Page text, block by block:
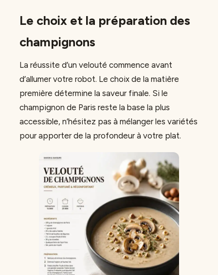
Le choix et la préparation des
champignons
La réussite d’un velouté commence avant
d’allumer votre robot. Le choix de la matière
première détermine la saveur finale. Si le
champignon de Paris reste la base la plus
accessible, n’hésitez pas à mélanger les variétés
pour apporter de la profondeur à votre plat.